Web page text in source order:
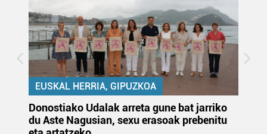
EUSKAL HERRIA, GIPUZKOA
Donostiako Udalak arreta gune bat jarriko
du Aste Nagusian, sexu erasoak prebenitu